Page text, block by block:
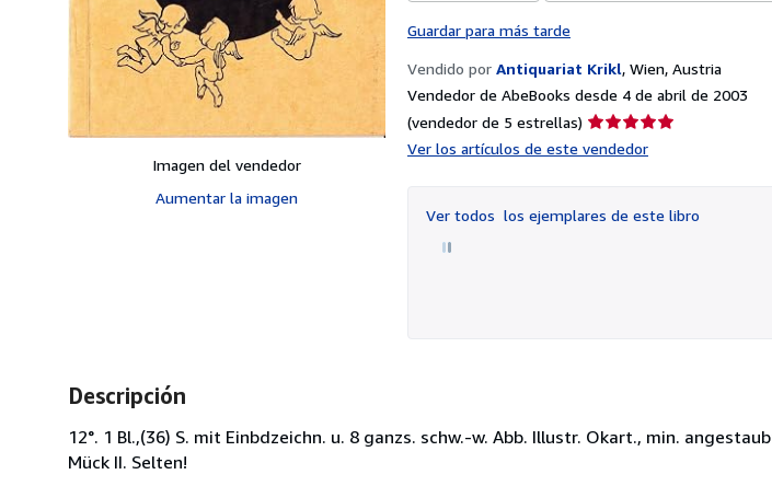
Imagen del vendedor
Aumentar la imagen
Guardar para más tarde
Vendido por Antiquariat Krikl, Wien, Austria
Vendedor de AbeBooks desde 4 de abril de 2003
(vendedor de 5 estrellas) Calificación
Ver los artículos de este vendedor
Ver todos los ejemplares de este libro
Descripción
12°. 1 Bl.,(36) S. mit Einbdzeichn. u. 8 ganzs. schw.-w. Abb. Illustr. Okart., min.
Mück II. Selten!